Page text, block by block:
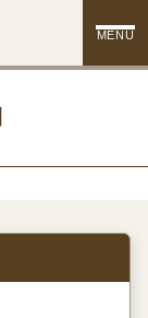
MENU